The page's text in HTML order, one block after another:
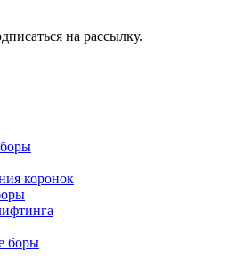
на рассылку.
коронок
боры